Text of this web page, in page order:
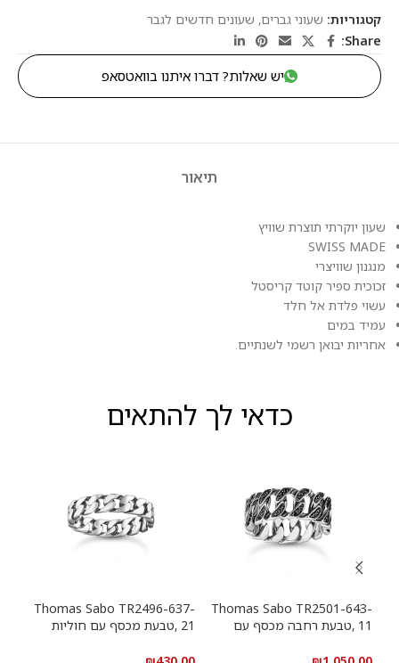
קטגוריות: שעוני גברים, שעונים חדשים לגבר
Share:
יש שאלות? דברו איתנו בוואטסאפ
תיאור
שעון יוקרתי תוצרת שוויץ
SWISS MADE
מנגנון שוויצרי
זכוכית ספיר קוטד קריסטל
עשוי פלדת אל חלד
עמיד במים
אחריות יבואן רשמי לשנתיים.
כדאי לך להתאים
Thomas Sabo TR2501-643-
11 ,טבעת רחבה מכסף עם
Thomas Sabo TR2496-637-
21 ,טבעת מכסף עם חוליות